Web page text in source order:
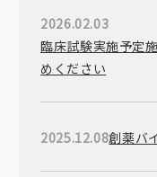
2026.02.03
臨床試験実施予定
めください
2025.12.08創薬バ